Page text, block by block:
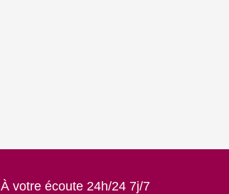
À votre écoute 24h/24 7j/7